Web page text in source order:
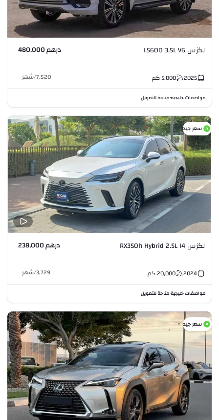
لكزس LS600 3.5L V6 درهم 480,000
2025
5,000كم 7,520
/شهر
مواصفات خليجية•متاحة للتمويل
سعر جيد
لكزس RX350h Hybrid 2.5L I4 درهم 238,000
2024
20,000كم 3,729
/شهر
مواصفات خليجية•متاحة للتمويل
سعر جيد